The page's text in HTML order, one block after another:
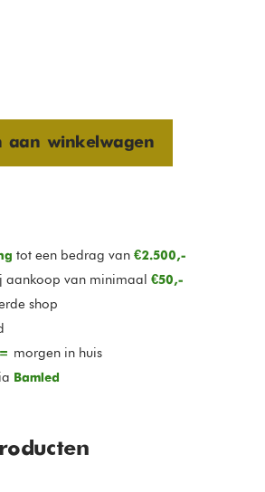
aan winkelwagen
tot een bedrag van €2.500,-
aankoop van minimaal €50,-
shop
morgen in huis
Bamled